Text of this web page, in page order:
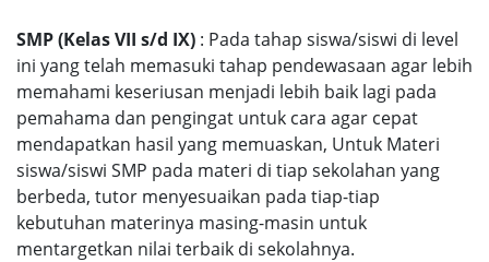
SMP (Kelas VII s/d IX) : Pada tahap siswa/siswi di level
ini yang telah memasuki tahap pendewasaan agar lebih
memahami keseriusan menjadi lebih baik lagi pada
pemahama dan pengingat untuk cara agar cepat
mendapatkan hasil yang memuaskan, Untuk Materi
siswa/siswi SMP pada materi di tiap sekolahan yang
berbeda, tutor menyesuaikan pada tiap-tiap
kebutuhan materinya masing-masin untuk
mentargetkan nilai terbaik di sekolahnya.